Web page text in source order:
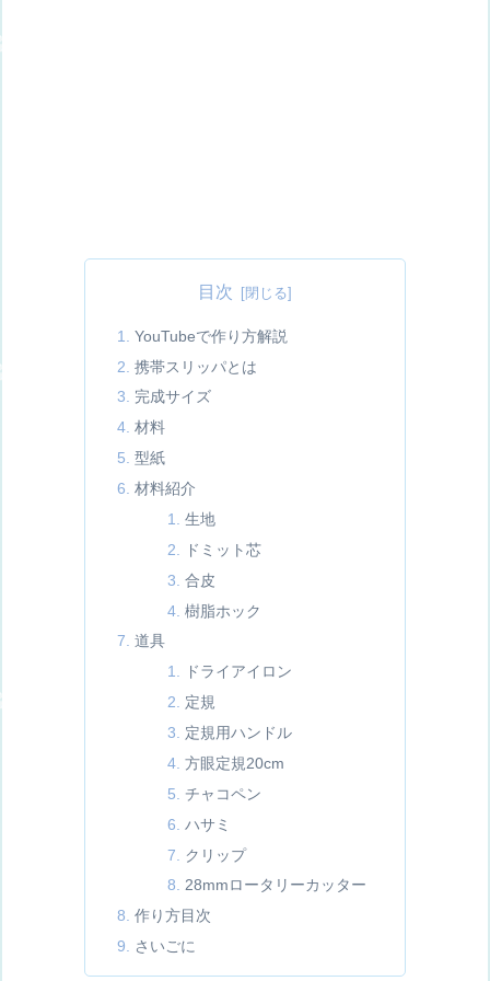
目次
YouTubeで作り方解説
携帯スリッパとは
完成サイズ
材料
型紙
材料紹介
生地
ドミット芯
合皮
樹脂ホック
道具
ドライアイロン
定規
定規用ハンドル
方眼定規20cm
チャコペン
ハサミ
クリップ
28mmロータリーカッター
作り方目次
さいごに